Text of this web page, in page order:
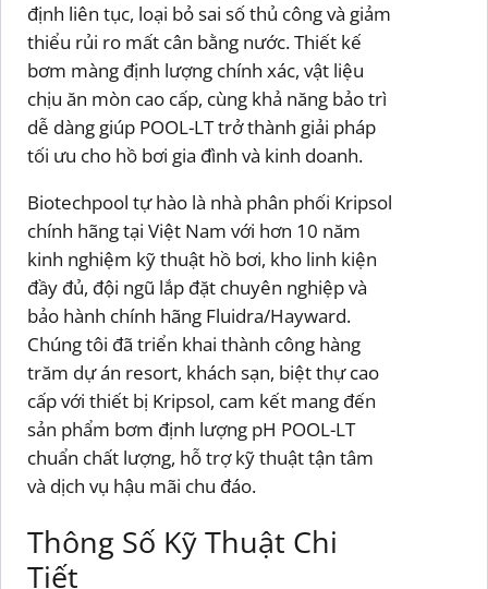
định liên tục, loại bỏ sai số thủ công và giảm
thiểu rủi ro mất cân bằng nước. Thiết kế
bơm màng định lượng chính xác, vật liệu
chịu ăn mòn cao cấp, cùng khả năng bảo trì
dễ dàng giúp POOL-LT trở thành giải pháp
tối ưu cho hồ bơi gia đình và kinh doanh.
Biotechpool tự hào là nhà phân phối Kripsol
chính hãng tại Việt Nam với hơn 10 năm
kinh nghiệm kỹ thuật hồ bơi, kho linh kiện
đầy đủ, đội ngũ lắp đặt chuyên nghiệp và
bảo hành chính hãng Fluidra/Hayward.
Chúng tôi đã triển khai thành công hàng
trăm dự án resort, khách sạn, biệt thự cao
cấp với thiết bị Kripsol, cam kết mang đến
sản phẩm bơm định lượng pH POOL-LT
chuẩn chất lượng, hỗ trợ kỹ thuật tận tâm
và dịch vụ hậu mãi chu đáo.
Thông Số Kỹ Thuật Chi
Tiết